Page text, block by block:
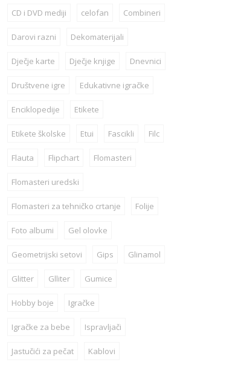
CD i DVD mediji celofan Combineri
Darovi razni Dekomaterijali
Dječje karte Dječje knjige Dnevnici
Društvene igre Edukativne igračke
Enciklopedije Etikete
Etikete školske Etui Fascikli Filc
Flauta Flipchart Flomasteri
Flomasteri uredski
Flomasteri za tehničko crtanje Folije
Foto albumi Gel olovke
Geometrijski setovi Gips Glinamol
Glitter Glliter Gumice
Hobby boje Igračke
Igračke za bebe Ispravljači
Jastučići za pečat Kablovi